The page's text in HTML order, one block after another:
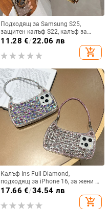
Подходящ за Samsung S25,
защитен калъф S22, калъф за
мобилен телефон Edge Drill, S24,
прозрачен магнитен държач със
стрази A56, брокат против
11.28 €/22.06 лв
add_shopping_cart
Калъф Ins Full Diamond,
подходящ за iPhone 16, за жени с
14-инчова личност, огледална
рамка с 13 големи отвора и
електролитно покритие, с
17.66 €/34.54 лв
add_shopping_cart